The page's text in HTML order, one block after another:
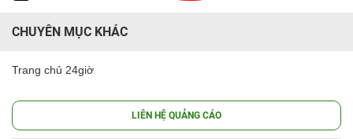
CHUYÊN MỤC KHÁC
Trang chủ 24giờ
LIÊN HỆ QUẢNG CÁO